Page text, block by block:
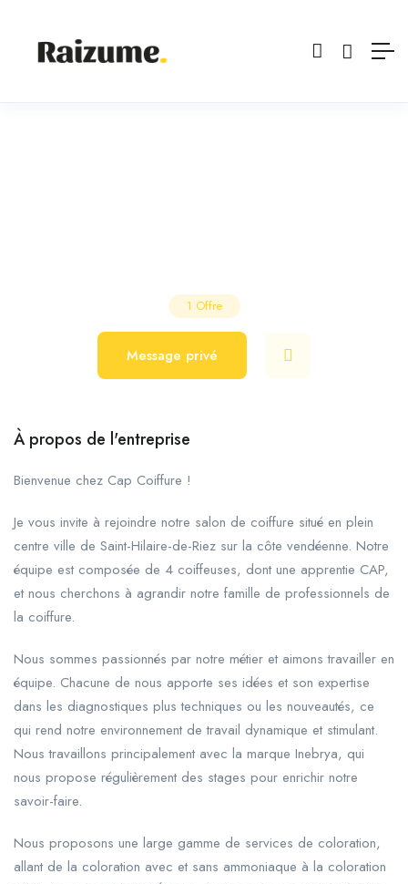
1 Offre
Message privé
À propos de l'entreprise
Bienvenue chez Cap Coiffure !
Je vous invite à rejoindre notre salon de coiffure situé en plein
centre ville de Saint-Hilaire-de-Riez sur la côte vendéenne. Notre
équipe est composée de 4 coiffeuses, dont une apprentie CAP,
et nous cherchons à agrandir notre famille de professionnels de
la coiffure.
Nous sommes passionnés par notre métier et aimons travailler en
équipe. Chacune de nous apporte ses idées et son expertise
dans les diagnostiques plus techniques ou les nouveautés, ce
qui rend notre environnement de travail dynamique et stimulant.
Nous travaillons principalement avec la marque Inebrya, qui
nous propose régulièrement des stages pour enrichir notre
savoir-faire.
Nous proposons une large gamme de services de coloration,
allant de la coloration avec et sans ammoniaque à la coloration